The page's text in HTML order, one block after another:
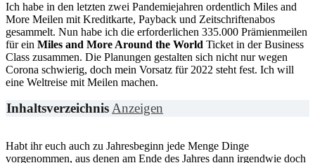
Ich habe in den letzten zwei Pandemiejahren ordentlich Miles and
More Meilen mit Kreditkarte, Payback und Zeitschriftenabos
gesammelt. Nun habe ich die erforderlichen 335.000 Prämienmeilen
für ein Miles and More Around the World Ticket in der Business
Class zusammen. Die Planungen gestalten sich nicht nur wegen
Corona schwierig, doch mein Vorsatz für 2022 steht fest. Ich will
eine Weltreise mit Meilen machen.
InhaltsverzeichnisAnzeigen
Habt ihr euch auch zu Jahresbeginn jede Menge Dinge
vorgenommen, aus denen am Ende des Jahres dann irgendwie doch